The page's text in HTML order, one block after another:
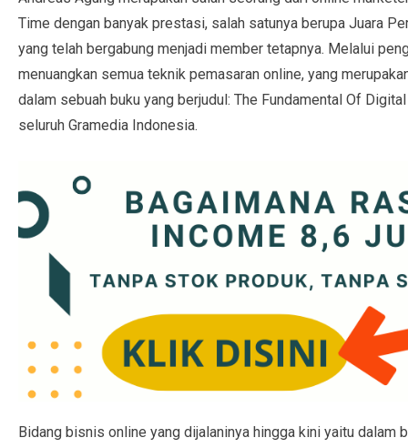
Time dengan banyak prestasi, salah satunya berupa Juara
yang telah bergabung menjadi member tetapnya. Melalui
menuangkan semua teknik pemasaran online, yang
dalam sebuah buku yang berjudul: The Fundamental Of
seluruh Gramedia Indonesia.
Bidang bisnis online yang dijalaninya hingga kini yaitu